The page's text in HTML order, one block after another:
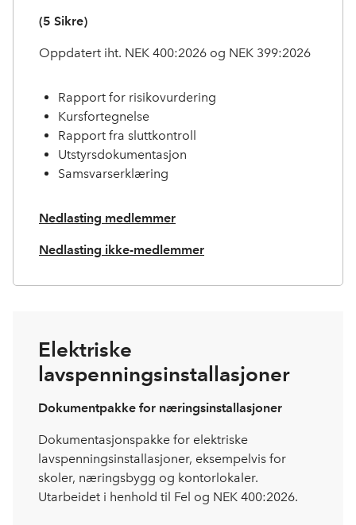
(5 Sikre)
Oppdatert iht. NEK 400:2026 og NEK 399:2026
Rapport for risikovurdering
Kursfortegnelse
Rapport fra sluttkontroll
Utstyrsdokumentasjon
Samsvarserklæring
Nedlasting medlemmer
Nedlasting ikke-medlemmer
Elektriske
lavspenningsinstallasjoner
Dokumentpakke for næringsinstallasjoner
Dokumentasjonspakke for elektriske
lavspenningsinstallasjoner, eksempelvis for
skoler, næringsbygg og kontorlokaler.
Utarbeidet i henhold til Fel og NEK 400:2026.